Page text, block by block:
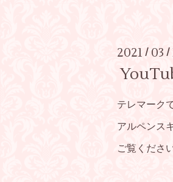
2021 / 03 /
テレマーク
アルペンス
ご覧くださ